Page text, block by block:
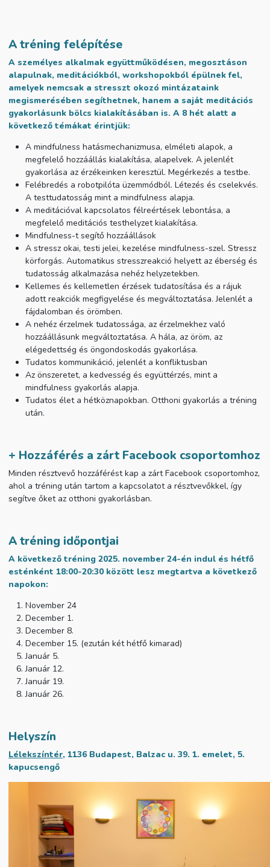
A tréning felépítése
A személyes alkalmak együttműködésen, megosztáson
alapulnak, meditációkból, workshopokból épülnek fel,
amelyek nemcsak a stresszt okozó mintázataink
megismerésében segíthetnek, hanem a saját meditációs
gyakorlásunk bölcs kialakításában is. A 8 hét alatt a
következő témákat érintjük:
A mindfulness hatásmechanizmusa, elméleti alapok, a
megfelelő hozzáállás kialakítása, alapelvek. A jelenlét
gyakorlása az érzékeinken keresztül. Megérkezés a testbe.
Felébredés a robotpilóta üzemmódból. Létezés és cselekvés.
A testtudatosság mint a mindfulness alapja.
A meditációval kapcsolatos félreértések lebontása, a
megfelelő meditációs testhelyzet kialakítása.
Mindfulness-t segítő hozzáállások
A stressz okai, testi jelei, kezelése mindfulness-szel. Stressz
körforgás. Automatikus stresszreakció helyett az éberség és
tudatosság alkalmazása nehéz helyzetekben.
Kellemes és kellemetlen érzések tudatosítása és a rájuk
adott reakciók megfigyelése és megváltoztatása. Jelenlét a
fájdalomban és örömben.
A nehéz érzelmek tudatossága, az érzelmekhez való
hozzáállásunk megváltoztatása. A hála, az öröm, az
elégedettség és öngondoskodás gyakorlása.
Tudatos kommunikáció, jelenlét a konfliktusban
Az önszeretet, a kedvesség és együttérzés, mint a
mindfulness gyakorlás alapja.
Tudatos élet a hétköznapokban. Otthoni gyakorlás a tréning
után.
+ Hozzáférés a zárt Facebook csoportomhoz
Minden résztvevő hozzáférést kap a zárt Facebook csoportomhoz,
ahol a tréning után tartom a kapcsolatot a résztvevőkkel, így
segítve őket az otthoni gyakorlásban.
A tréning időpontjai
A következő tréning 2025. november 24-én indul és hétfő
esténként 18:00-20:30 között lesz megtartva a következő
napokon:
November 24
December 1.
December 8.
December 15. (ezután két hétfő kimarad)
Január 5.
Január 12.
Január 19.
Január 26.
Helyszín
Lélekszíntér, 1136 Budapest, Balzac u. 39. 1. emelet, 5.
kapucsengő